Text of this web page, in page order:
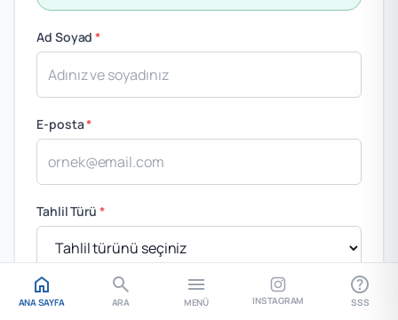
home
ANA SAYFA
search
ARA
menu
MENÜ INSTAGRAM
help
SSS
Ad Soyad*
E-posta*
Tahlil Türü*
Tahlil Değerleri / Sonuçlar*